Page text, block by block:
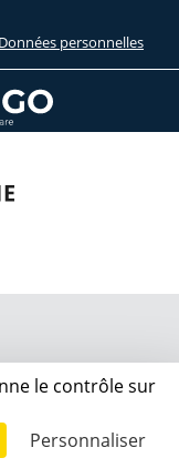
Données personnelles
le contrôle sur
Personnaliser